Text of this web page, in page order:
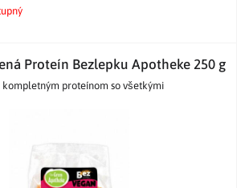
Proteín Bezlepku Apotheke 250 g
kompletným proteínom so všetkými